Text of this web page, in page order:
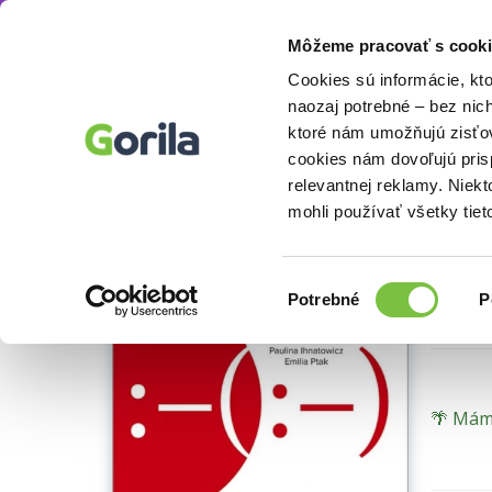
Môžeme pracovať s
Cookies sú informácie,
naozaj potrebné – bez
ktoré nám umožňujú
cookies nám dovoľujú
relevantnej reklamy.
mohli používať všetky
súhlasu
Potrebné
Odborné a náučné knihy Knihy o
Emilia
🌴